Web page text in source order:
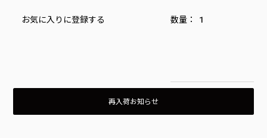
お気に入りに登録する
再入荷お知らせ